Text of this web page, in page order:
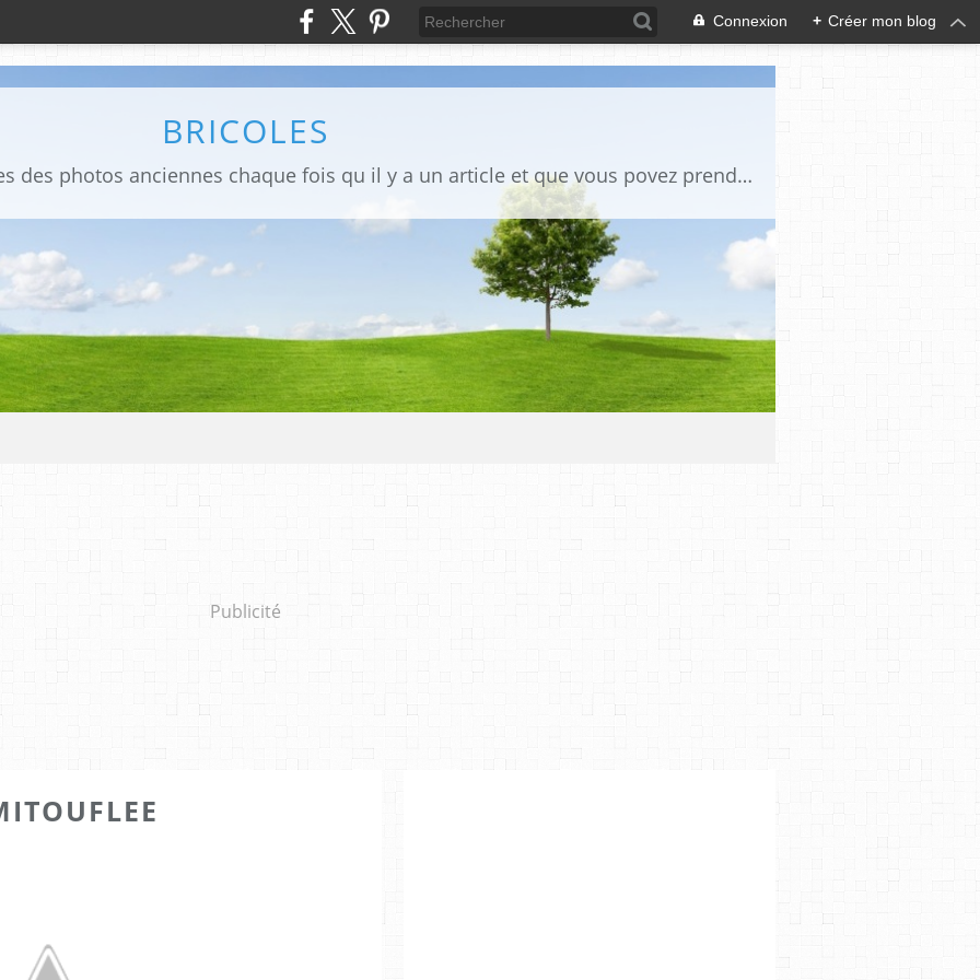
Connexion + Créer mon blog
BRICOLES
des tutos de bricoles et autres des photos anciennes chaque fois qu il y a un article et que vous povez prendre
Publicité